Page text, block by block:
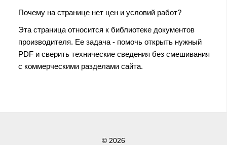
Почему на странице нет цен и условий работ?
Эта страница относится к библиотеке документов
производителя. Ее задача - помочь открыть нужный
PDF и сверить технические сведения без смешивания
с коммерческими разделами сайта.
© 2026